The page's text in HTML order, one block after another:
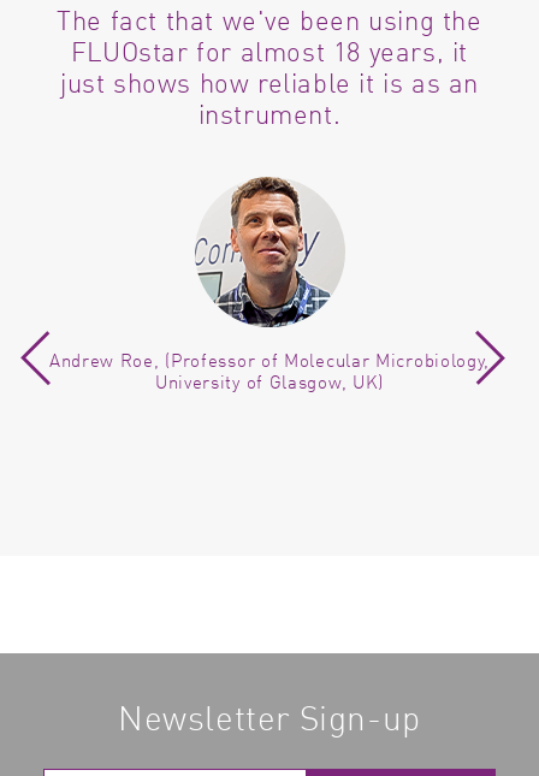
The fact that we've been using the
FLUOstar for almost 18 years, it
just shows how reliable it is as an
instrument.
Andrew Roe, (Professor of Molecular Microbiology,
University of Glasgow, UK)
Newsletter Sign-up